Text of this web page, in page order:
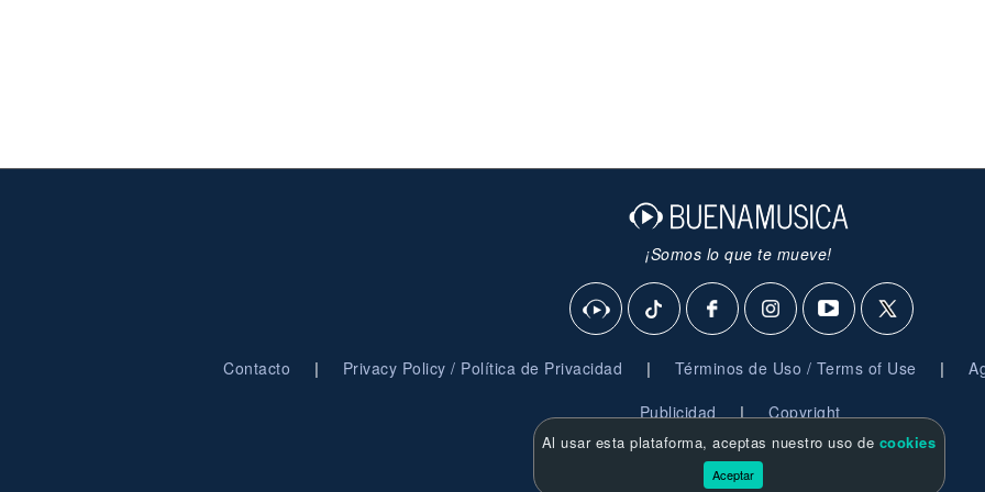
¡Somos lo que te mueve!
Contacto | Privacy Policy / Política de Privacidad | Términos de Uso / Terms of Use |
Publicidad | Copyright
© 2026 BuenaMusica.com - Derechos Reservados
Al usar esta plataforma, aceptas nuestro uso de cookies
Aceptar